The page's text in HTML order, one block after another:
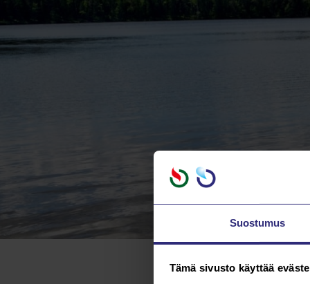
Suostumus
Tämä sivusto käyttää